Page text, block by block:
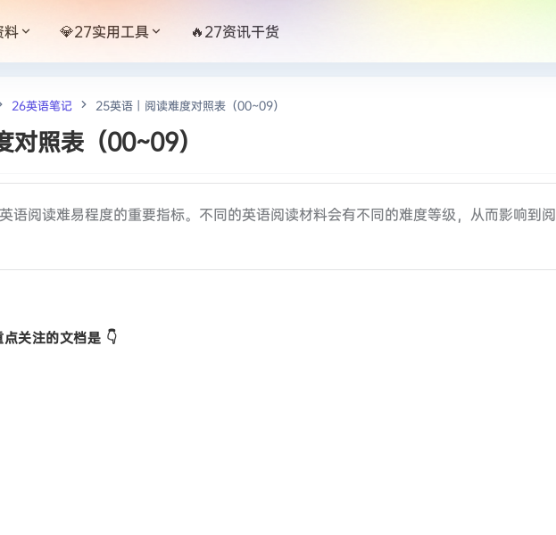
料 💎27实用工具 🔥27资讯干货
26英语笔记 25英语丨阅读难度对照表（00~09）
照表（00~09）
语阅读难易程度的重要指标。不同的英语阅读材料会有不同的难度等级，从而影响到阅
关注的文档是 👇